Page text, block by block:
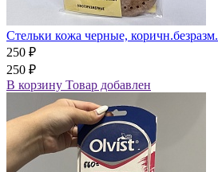
Стельки кожа черные, коричн.безразм.
250 ₽
250 ₽
В корзину Товар добавлен